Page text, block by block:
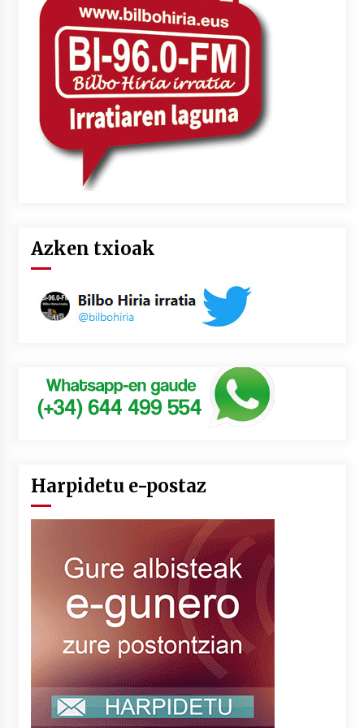
Azken txioak
Harpidetu e-postaz